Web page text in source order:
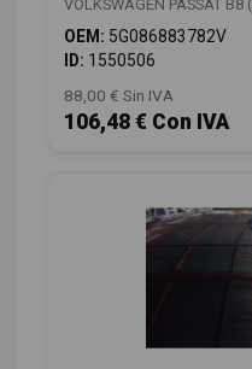
VOLKSWAGEN PASSAT B8
OEM: 5G086883782V
ID: 1550506
88,00 € Sin IVA
106,48 € Con IVA